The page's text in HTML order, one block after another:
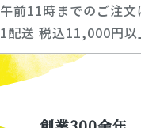
午前11時までのご注文
1配送 税込11,000円以